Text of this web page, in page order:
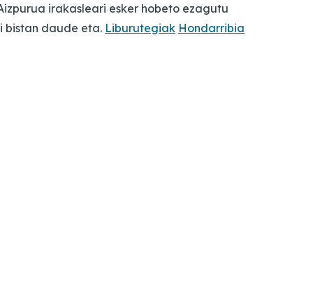
irakasleari esker hobeto ezagutu
bistan daude eta. Liburutegiak Hondarribia